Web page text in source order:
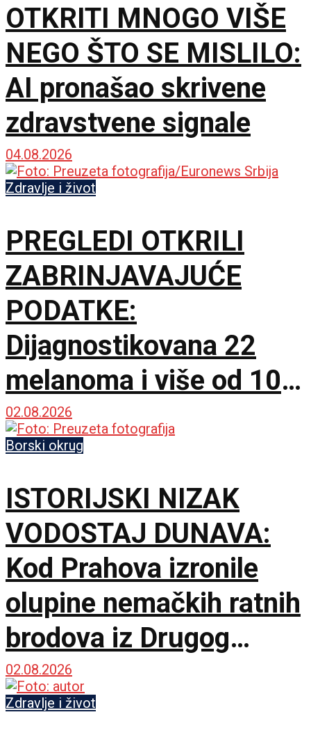
OTKRITI MNOGO VIŠE
NEGO ŠTO SE MISLILO:
AI pronašao skrivene
zdravstvene signale
04.08.2026
Zdravlje i život
PREGLEDI OTKRILI
ZABRINJAVAJUĆE
PODATKE:
Dijagnostikovana 22
melanoma i više od 100
karcinoma kože u Srbiji
02.08.2026
Borski okrug
ISTORIJSKI NIZAK
VODOSTAJ DUNAVA:
Kod Prahova izronile
olupine nemačkih ratnih
brodova iz Drugog
svetskog rata
02.08.2026
Zdravlje i život